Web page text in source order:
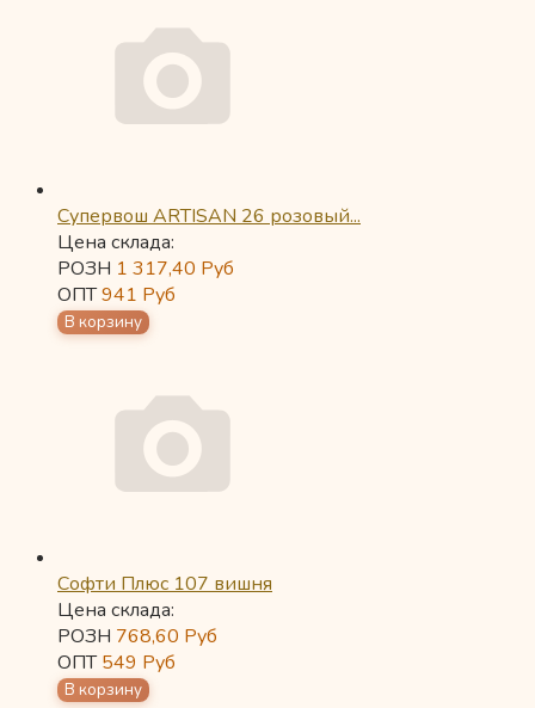
Супервош ARTISAN 26 розовый...
Цена склада:
РОЗН 1 317,40 Руб
ОПТ941 Руб
Софти Плюс 107 вишня
Цена склада:
РОЗН 768,60 Руб
ОПТ549 Руб